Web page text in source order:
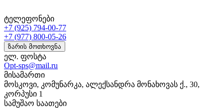
ტელეფონები
+7 (925) 794-00-77
+7 (977) 800-05-26
ზარის მოთხოვნა
ელ. ფოსტა
Opt-sps@mail.ru
მისამართი
მოსკოვი, კომუნარკა, ალექსანდრა მონახოვას ქ., 30,
კორპუსი 1
სამუშაო საათები